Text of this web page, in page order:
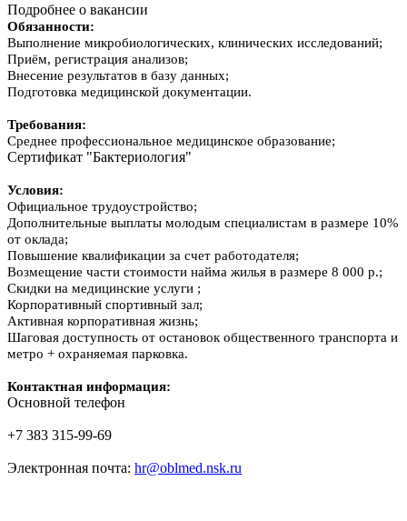
Подробнее о вакансии
Обязанности:
Выполнение микробиологических, клинических исследований;
Приём, регистрация анализов;
Внесение результатов в базу данных;
Подготовка медицинской документации.
Требования:
Среднее профессиональное медицинское образование;
Сертификат "Бактериология"
Условия:
Официальное трудоустройство;
Дополнительные выплаты молодым специалистам в размере 10%
от оклада;
Повышение квалификации за счет работодателя;
Возмещение части стоимости найма жилья в размере 8 000 р.;
Скидки на медицинские услуги ;
Корпоративный спортивный зал;
Активная корпоративная жизнь;
Шаговая доступность от остановок общественного транспорта и
метро + охраняемая парковка.
Контактная информация:
Основной телефон
+7 383 315-99-69
Электронная почта: hr@oblmed.nsk.ru